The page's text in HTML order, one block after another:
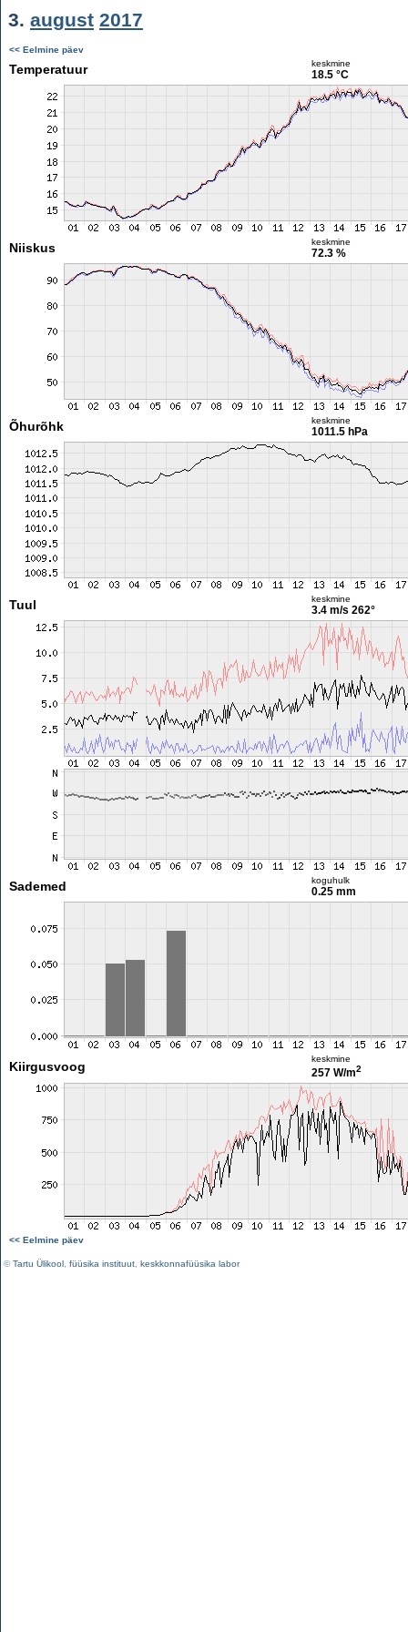
3. august 2017
<< Eelmine päev
Temperatuur keskmine
18.5 °C
Niiskus keskmine
72.3 %
Õhurõhk keskmine
1011.5 hPa
Tuul keskmine
3.4 m/s 262°
Sademed koguhulk
0.25 mm
Kiirgusvoog
keskmine
257 W/m2
<< Eelmine päev
©Tartu Ülikool füüsika instituut keskkonnafüüsika labor